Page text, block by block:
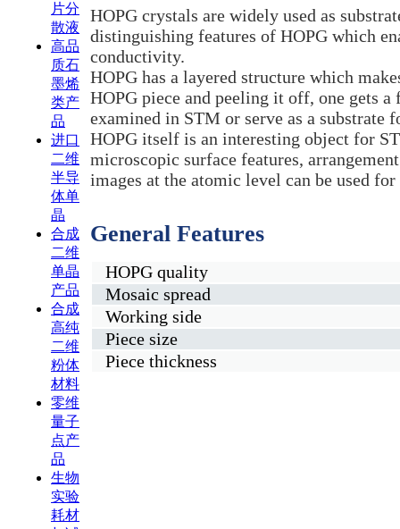
片分
散液
高品
质石
墨烯
类产
品
进口
二维
半导
体单
晶
合成
二维
单晶
产品
合成
高纯
二维
粉体
材料
零维
量子
点产
品
生物
实验
耗材
HOPG crystals are widely used as
distinguishing features of HOPG which
conductivity.
HOPG has a layered structure which
HOPG piece and peeling it off, one gets
examined in STM or serve as a
HOPG itself is an interesting object for
microscopic surface features,
images at the atomic level can be used
General Features
HOPG quality
Mosaic spread
Working side
Piece size
Piece thickness